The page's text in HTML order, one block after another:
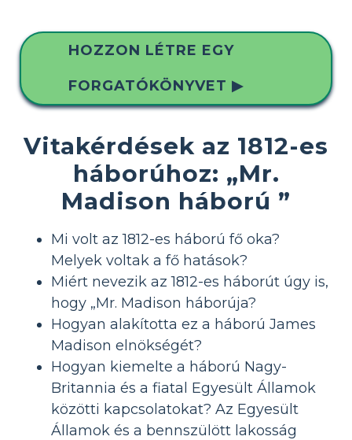
HOZZON LÉTRE EGY
FORGATÓKÖNYVET ▶
Vitakérdések az 1812-es
háborúhoz: „Mr.
Madison háború ”
Mi volt az 1812-es háború fő oka?
Melyek voltak a fő hatások?
Miért nevezik az 1812-es háborút úgy is,
hogy „Mr. Madison háborúja?
Hogyan alakította ez a háború James
Madison elnökségét?
Hogyan kiemelte a háború Nagy-
Britannia és a fiatal Egyesült Államok
közötti kapcsolatokat? Az Egyesült
Államok és a bennszülött lakosság